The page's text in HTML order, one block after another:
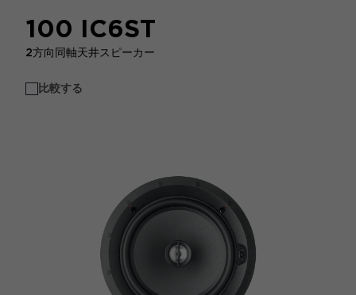
100 IC6ST
2方向同軸天井スピーカー
比較する